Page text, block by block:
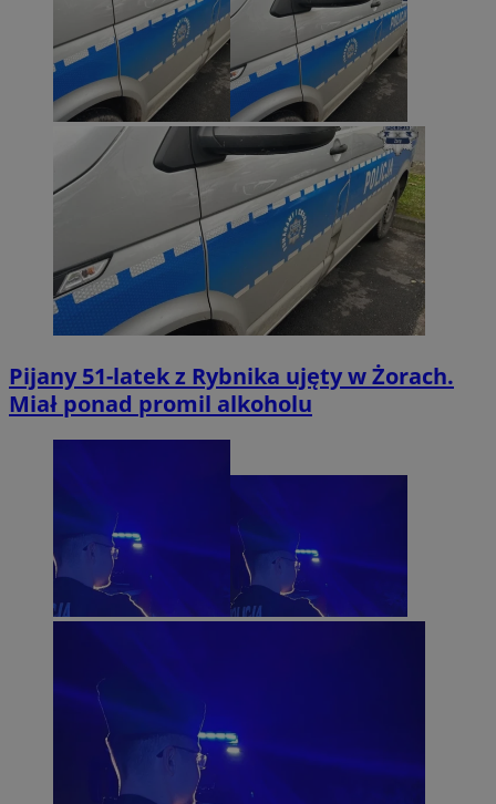
Pijany 51-latek z Rybnika ujęty w Żorach.
Miał ponad promil alkoholu